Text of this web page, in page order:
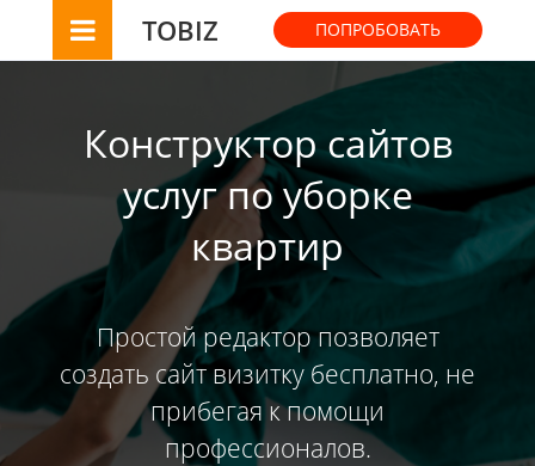
TOBIZ ПОПРОБОВАТЬ
Конструктор сайтов
услуг по уборке
квартир
Простой редактор позволяет
создать сайт визитку бесплатно, не
прибегая к помощи
профессионалов.